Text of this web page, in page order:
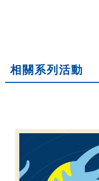
相關系列活動